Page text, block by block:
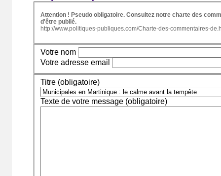
Attention ! Pseudo obligatoire. Consultez notre charte des
d'être publié.
http://www.politiques-publiques.com/Charte-des-commentaires-
Votre nom
Votre adresse email
Titre (obligatoire)
Texte de votre message (obligatoire)